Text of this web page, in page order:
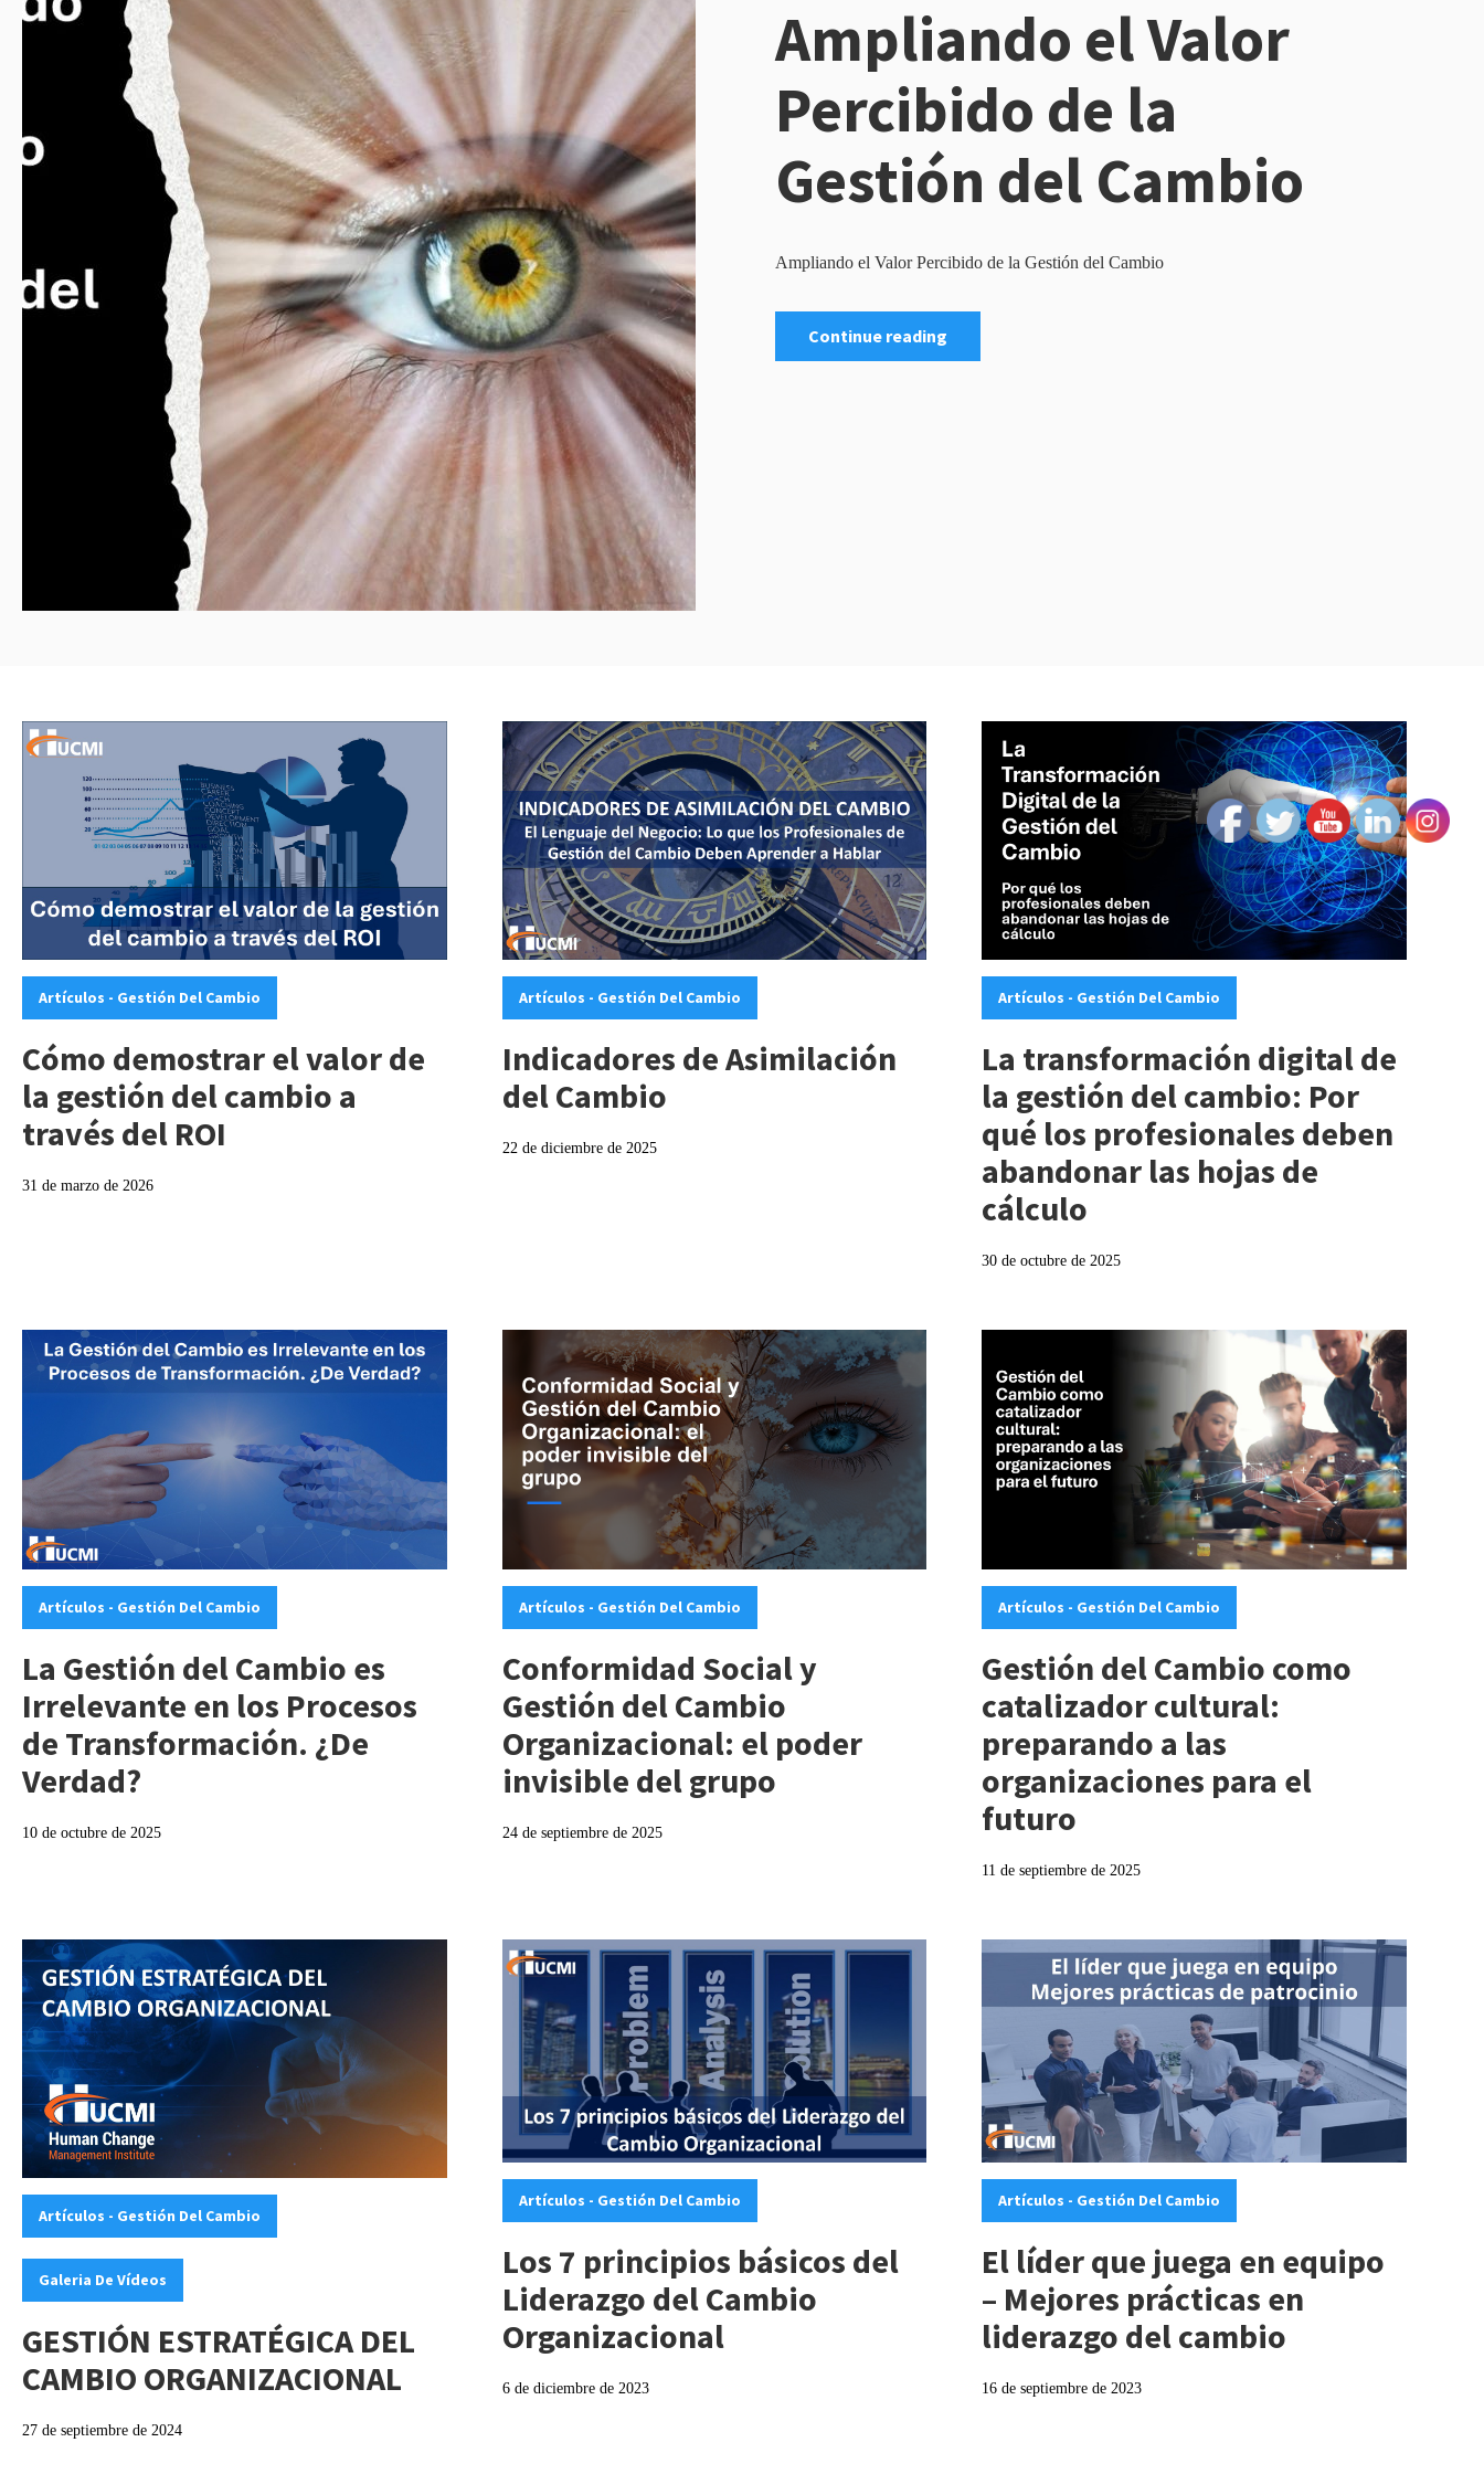
Ampliando el Valor
Percibido de la
Gestión del Cambio
Ampliando el Valor Percibido de la Gestión del Cambio
Continue reading
Categories:
Artículos - Gestión Del Cambio
Cómo demostrar el valor de
la gestión del cambio a
través del ROI
31 de marzo de 2026
Categories:
Artículos - Gestión Del Cambio
Indicadores de Asimilación
del Cambio
22 de diciembre de 2025
Categories:
Artículos - Gestión Del Cambio
La transformación digital de
la gestión del cambio: Por
qué los profesionales deben
abandonar las hojas de
cálculo
30 de octubre de 2025
Categories:
Artículos - Gestión Del Cambio
La Gestión del Cambio es
Irrelevante en los Procesos
de Transformación. ¿De
Verdad?
10 de octubre de 2025
Categories:
Artículos - Gestión Del Cambio
Conformidad Social y
Gestión del Cambio
Organizacional: el poder
invisible del grupo
24 de septiembre de 2025
Categories:
Artículos - Gestión Del Cambio
Gestión del Cambio como
catalizador cultural:
preparando a las
organizaciones para el
futuro
11 de septiembre de 2025
Categories:
Artículos - Gestión Del Cambio
Galeria De Vídeos
GESTIÓN ESTRATÉGICA DEL
CAMBIO ORGANIZACIONAL
27 de septiembre de 2024
Categories:
Artículos - Gestión Del Cambio
Los 7 principios básicos del
Liderazgo del Cambio
Organizacional
6 de diciembre de 2023
Categories:
Artículos - Gestión Del Cambio
El líder que juega en equipo
– Mejores prácticas en
liderazgo del cambio
16 de septiembre de 2023